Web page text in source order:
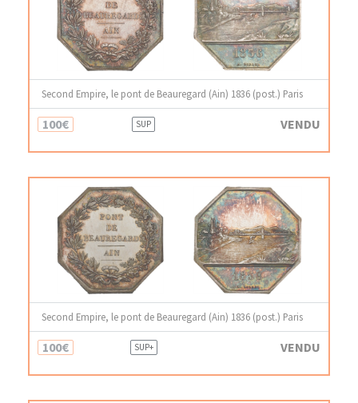
Second Empire, le pont de Beauregard (Ain) 1836 (post.) Paris
100€ SUP VENDU
Second Empire, le pont de Beauregard (Ain) 1836 (post.) Paris
100€ SUP+ VENDU